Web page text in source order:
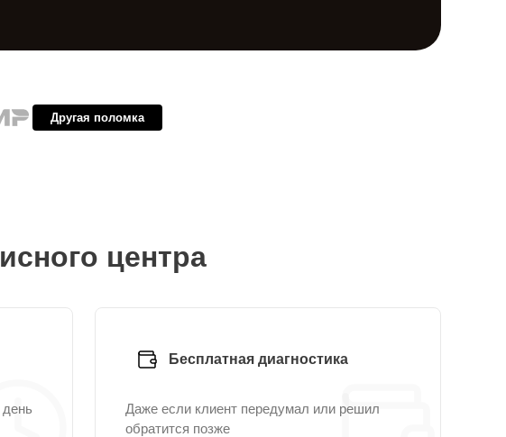
Другая поломка
центра
Бесплатная диагностика
Даже если клиент передумал или решил
обратится позже